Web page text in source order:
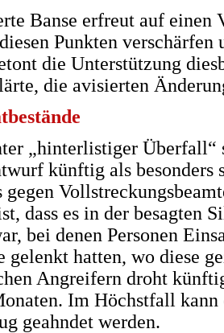
Banse erfreut auf einen
Punkten verschärfen
die Unterstützung
die avisierten
„hinterlistiger Überfall“
künftig als besonders
gegen
dass es in der besagten
bei denen Personen
gelenkt hatten, wo diese
Angreifern droht
Im Höchstfall
geahndet werden.